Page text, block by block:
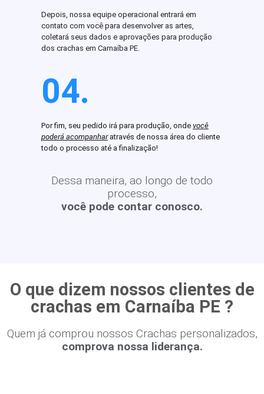
Depois, nossa equipe operacional entrará em
contato com você para desenvolver as artes,
coletará seus dados e aprovações para produção
dos crachas em Carnaíba PE.
04.
Por fim, seu pedido irá para produção, onde você
poderá acompanharatravés de nossa área do cliente
todo o processo até a finalização!
Dessa maneira, ao longo de todo
processo,
você pode contar conosco.
O que dizem nossos clientes de
crachas em Carnaíba PE ?
Quem já comprou nossos Crachas personalizados,
comprova nossa liderança.